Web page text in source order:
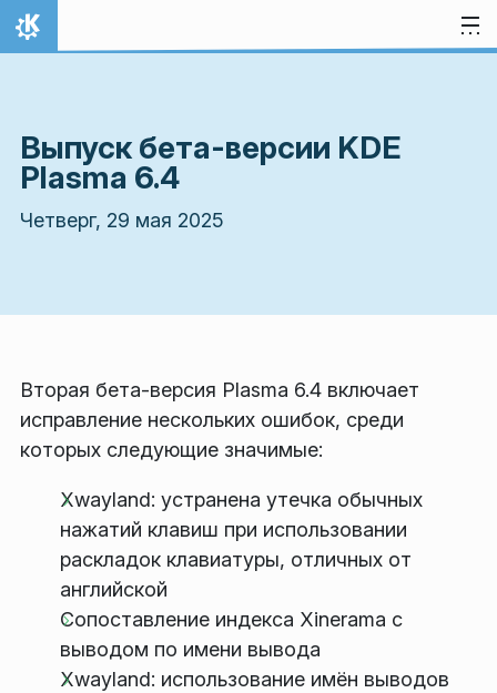
Перейти к содержимому
На главную
Выпуск бета-версии KDE
Plasma 6.4
Четверг, 29 мая 2025
Вторая бета-версия Plasma 6.4 включает
исправление нескольких ошибок, среди
которых следующие значимые:
Xwayland: устранена утечка обычных
нажатий клавиш при использовании
раскладок клавиатуры, отличных от
английской
Сопоставление индекса Xinerama с
выводом по имени вывода
Xwayland: использование имён выводов